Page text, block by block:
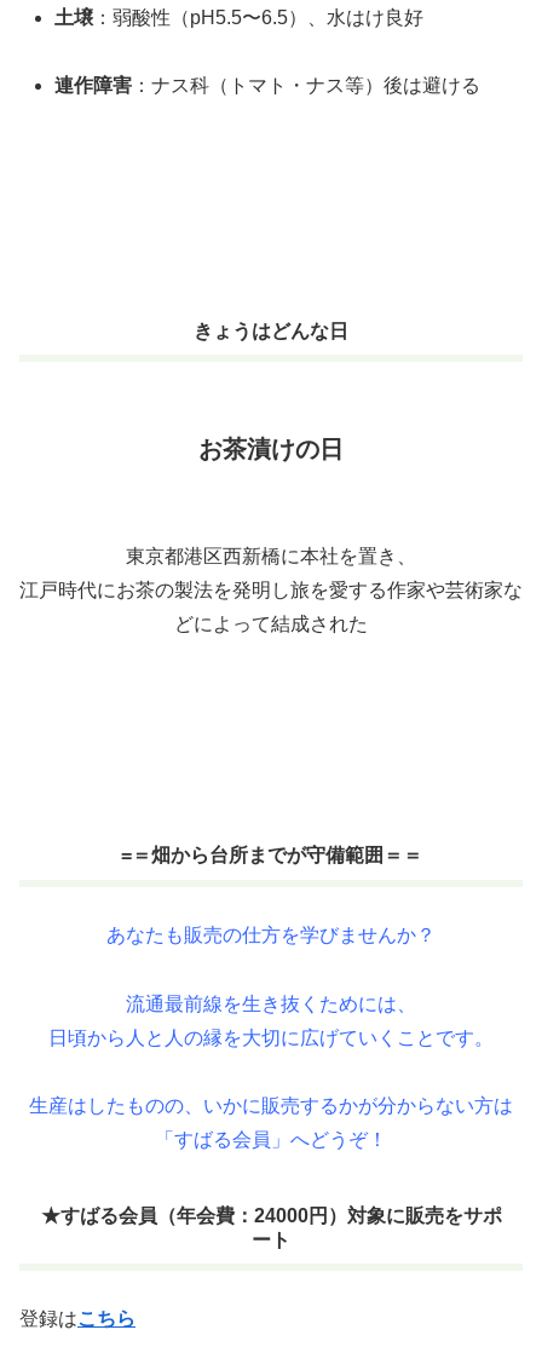
土壌 ：弱酸性（pH5.5〜6.5）、水はけ良好
連作障害 ：ナス科（トマト・ナス等）後は避ける
きょうはどんな日
お茶漬けの日
東京都港区西新橋に本社を置き、
江戸時代にお茶の製法を発明し旅を愛する作家や芸術家な
どによって結成された
=＝畑から台所までが守備範囲＝＝
あなたも販売の仕方を学びませんか？
流通最前線を生き抜くためには、
日頃から人と人の縁を大切に広げていくことです。
生産はしたものの、いかに販売するかが分からない方は
「すばる会員」へどうぞ！
★すばる会員（年会費：24000円）対象に販売をサポ
ート
登録はこちら